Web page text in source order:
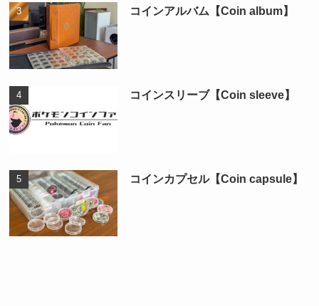
コインアルバム【Coin album】
コインスリーブ【Coin sleeve】
コインカプセル【Coin capsule】